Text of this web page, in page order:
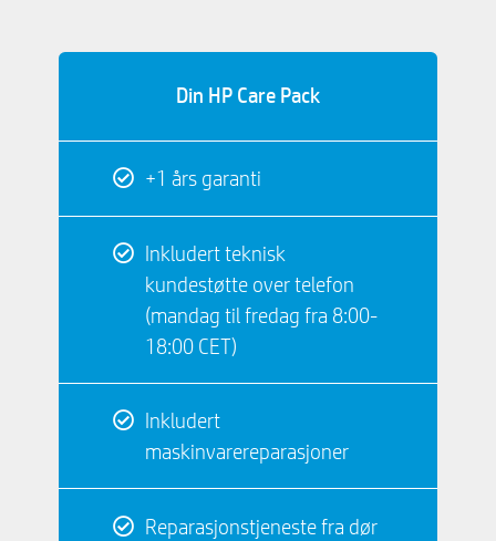
Din HP Care Pack
+1 års garanti
Inkludert teknisk
kundestøtte over telefon
(mandag til fredag ​​fra 8:00-
18:00 CET)
Inkludert
maskinvarereparasjoner
Reparasjonstjeneste fra dør